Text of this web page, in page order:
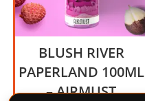
BLUSH RIVER
PAPERLAND 100ML
– AIRMUST